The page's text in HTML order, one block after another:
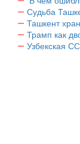
Судьба
Ташкент
Трамп как
Узбекская